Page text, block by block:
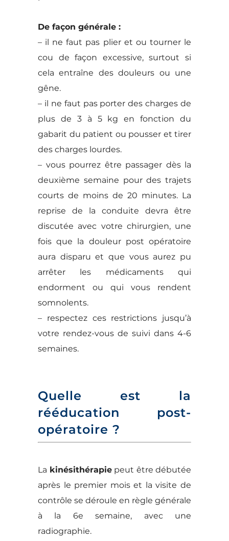
De façon générale :
– il ne faut pas plier et ou tourner le
cou de façon excessive, surtout si
cela entraîne des douleurs ou une
gêne.
– il ne faut pas porter des charges de
plus de 3 à 5 kg en fonction du
gabarit du patient ou pousser et tirer
des charges lourdes.
– vous pourrez être passager dès la
deuxième semaine pour des trajets
courts de moins de 20 minutes. La
reprise de la conduite devra être
discutée avec votre chirurgien, une
fois que la douleur post opératoire
aura disparu et que vous aurez pu
arrêter les médicaments qui
endorment ou qui vous rendent
somnolents.
– respectez ces restrictions jusqu’à
votre rendez-vous de suivi dans 4-6
semaines.
Quelle est la
rééducation post-
opératoire ?
La kinésithérapiepeut être débutée
après le premier mois et la visite de
contrôle se déroule en règle générale
à la 6e semaine, avec une
radiographie.